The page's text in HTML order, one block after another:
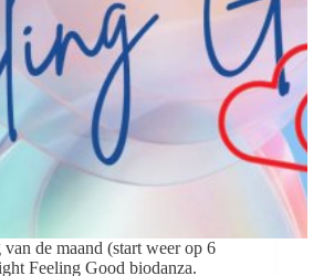
de maand (start weer op 6
Feeling Good biodanza.